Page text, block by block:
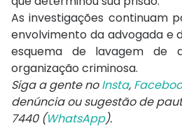
As investigações continuam
envolvimento da advogada e
esquema de lavagem de
organização criminosa.
Siga a gente noInsta,
denúncia ou sugestão de
7440 (WhatsApp).